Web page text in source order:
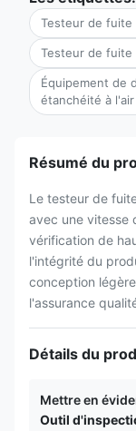
Testeur de fuite
Testeur de fuite
Équipement de
étanchéité à l'air
Résumé du
Le testeur de
avec une vitesse
vérification de
l'intégrité du
conception
l'assurance
Détails du
Mettre en
Outil